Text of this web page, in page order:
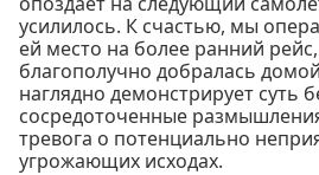
усилилось. К счастью, мы
ей место на более ранний
благополучно добралась
наглядно демонстрирует суть
сосредоточенные
тревога о потенциально
угрожающих исходах.